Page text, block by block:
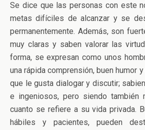
Se dice que las personas con este
metas difíciles de alcanzar y se
permanentemente. Además, son
muy claras y saben valorar las
forma, se expresan como unos
una rápida comprensión, buen humor
que le gusta dialogar y discutir;
e ingeniosos, pero siendo también
cuanto se refiere a su vida privada.
hábiles y pacientes, pueden